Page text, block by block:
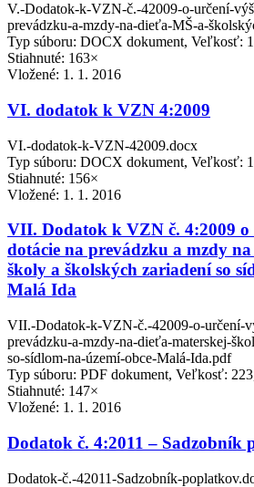
V.-Dodatok-k-VZN-č.-42009-o-určení-
prevádzku-a-mzdy-na-dieťa-MŠ-a-
Typ súboru: DOCX dokument, Veľkosť:
Stiahnuté: 163×
Vložené: 1. 1. 2016
VI. dodatok k VZN 4:2009
VI.-dodatok-k-VZN-42009.docx
Typ súboru: DOCX dokument, Veľkosť:
Stiahnuté: 156×
Vložené: 1. 1. 2016
VII. Dodatok k VZN č. 4:2009 o
dotácie na prevádzku a mzdy
školy a školských zariadení so
Malá Ida
VII.-Dodatok-k-VZN-č.-42009-o-určení-
prevádzku-a-mzdy-na-dieťa-materskej-
so-sídlom-na-území-obce-Malá-Ida.pdf
Typ súboru: PDF dokument, Veľkosť:
Stiahnuté: 147×
Vložené: 1. 1. 2016
Dodatok č. 4:2011 – Sadzobník
Dodatok-č.-42011-Sadzobník-